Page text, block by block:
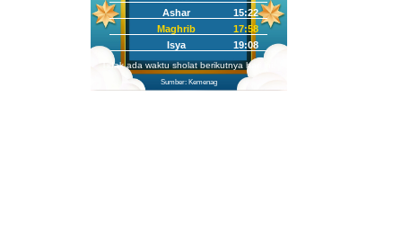
Ashar
15:22
Maghrib
17:58
Isya
19:08
Tidak ada waktu sholat berikutnya hari ini.
Sumber: Kemenag